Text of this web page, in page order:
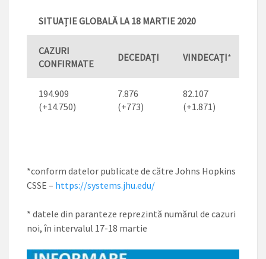
SITUAȚIE GLOBALĂ LA18 MARTIE 2020
CAZURI
CONFIRMATE
DECEDAȚI VINDECAȚI*
194.909
(+14.750)
7.876
(+773)
82.107
(+1.871)
*conform datelor publicate de către Johns Hopkins
CSSE – https://systems.jhu.edu/
* datele din paranteze reprezintă numărul de cazuri
noi, în intervalul 17-18 martie